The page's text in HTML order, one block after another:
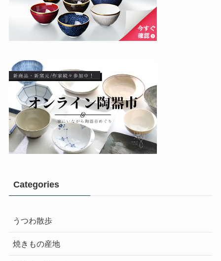
Categories
うつわ散歩
焼きもの産地